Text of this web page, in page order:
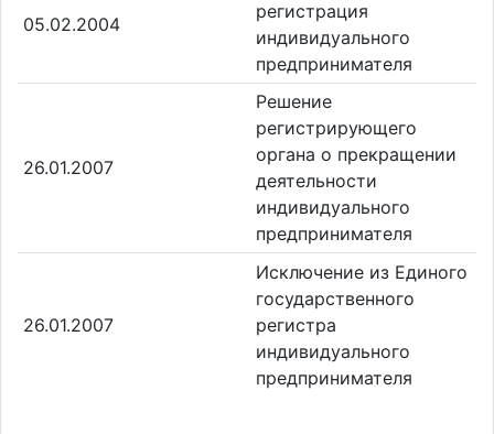
05.02.2004
регистрация
индивидуального
предпринимателя
26.01.2007
Решение
регистрирующего
органа о прекращении
деятельности
индивидуального
предпринимателя
26.01.2007
Исключение из Единого
государственного
регистра
индивидуального
предпринимателя